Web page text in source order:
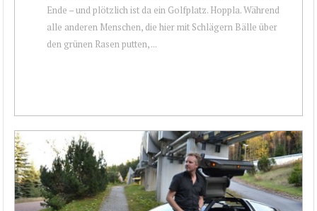
Ende – und plötzlich ist da ein Golfplatz. Hoppla. Während
alle anderen Menschen, die hier mit Schlägern Bälle über
den grünen Rasen putten, ...